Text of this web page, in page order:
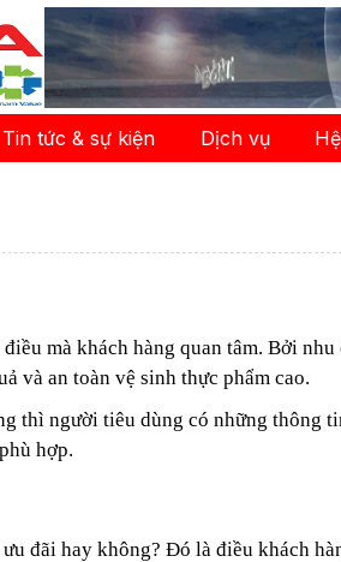
Tin tức & sự kiện Dịch vụ
mà khách hàng quan tâm. Bởi
và an toàn vệ sinh thực phẩm cao.
thì người tiêu dùng có những thông
hợp.
đãi hay không? Đó là điều khách